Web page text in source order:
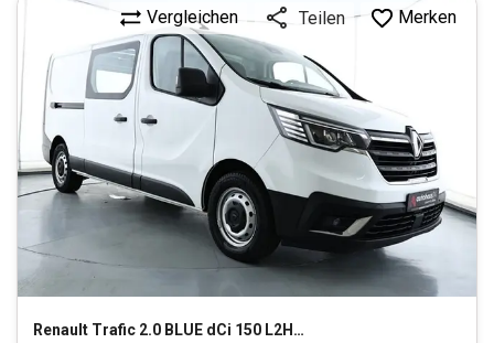
Renault Trafic 2.0 BLUE dCi 150 L2H1 3,0t Komfort (EU6d)
Vergleichen Teilen Merken